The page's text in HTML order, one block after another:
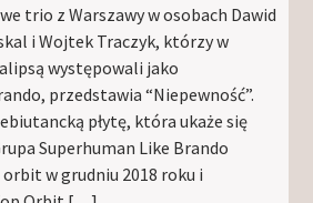
trio z Warszawy w osobach Dawid
i Wojtek Traczyk, którzy w
występowali jako
przedstawia “Niepewność”.
płytę, która ukaże się
Superhuman Like Brando
orbit w grudniu 2018 roku i